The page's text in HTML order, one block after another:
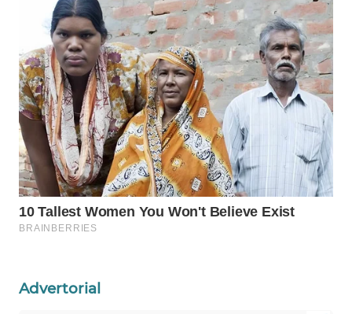
Advertorial
WAHANANEWS
CO ID
WAHANANEWS
NET
WAHANA
SPORT
WAHANA
UMKM